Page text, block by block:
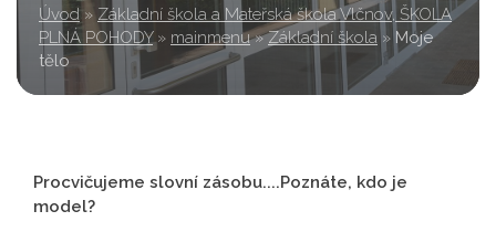
Úvod » Základní škola a Mateřská škola Vlčnov, ŠKOLA
PLNÁ POHODY » mainmenu » Základní škola » Moje
tělo
Procvičujeme slovní zásobu....Poznáte, kdo je
model?